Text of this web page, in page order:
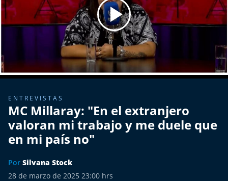
Expreso Bío Bío
Podría Ser Peor
La Entrevista de Tomás Mosciatti
Entrevistas BioBioTV
Comentarios de Tomás Mosciatti
Más de Ti Podcast
Realizadores
PODCAST RADIOGRAMA
ENTREVISTAS
MC Millaray: "En el extranjero
valoran mi trabajo y me duele que
en mi país no"
Por Silvana Stock
28 de marzo de 2025 23:00 hrs